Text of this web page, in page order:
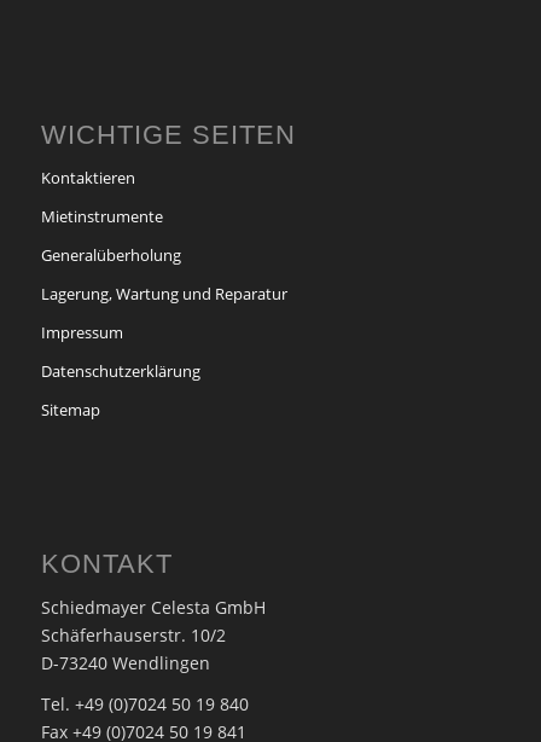
WICHTIGE SEITEN
Kontaktieren
Mietinstrumente
Generalüberholung
Lagerung, Wartung und Reparatur
Impressum
Datenschutzerklärung
Sitemap
KONTAKT
Schiedmayer Celesta GmbH
Schäferhauserstr. 10/2
D-73240 Wendlingen
Tel. +49 (0)7024 50 19 840
Fax +49 (0)7024 50 19 841